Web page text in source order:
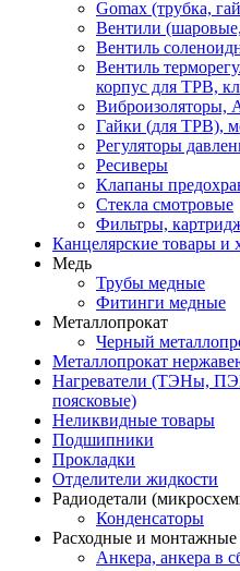
Gomax (трубка,
Вентили
Вентиль
Вентиль
корпус для ТРВ,
Виброизоляторы,
Гайки (для ТРВ),
Регуляторы
Ресиверы
Клапаны
Стекла смотровые
Фильтры,
Канцелярские товары и
Медь
Трубы медные
Фитинги медные
Металлопрокат
Черный
Металлопрокат
Нагреватели (ТЭНы,
поясковые)
Неликвидные товары
Подшипники
Прокладки
Отделители жидкости
Радиодетали
Конденсаторы
Расходные и монтажные
Анкера, анкера в